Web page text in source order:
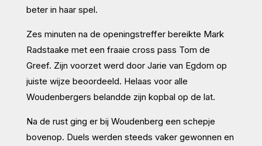
beter in haar spel.
Zes minuten na de openingstreffer bereikte Mark
Radstaake met een fraaie cross pass Tom de
Greef. Zijn voorzet werd door Jarie van Egdom op
juiste wijze beoordeeld. Helaas voor alle
Woudenbergers belandde zijn kopbal op de lat.
Na de rust ging er bij Woudenberg een schepje
bovenop. Duels werden steeds vaker gewonnen en